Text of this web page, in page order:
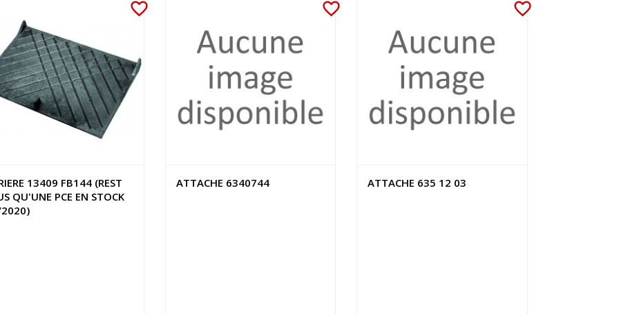
favorite_border
13409 FB144 (REST
QU'UNE PCE EN STOCK
favorite_border
ATTACHE 6340744
favorite_border
ATTACHE 635 12 03